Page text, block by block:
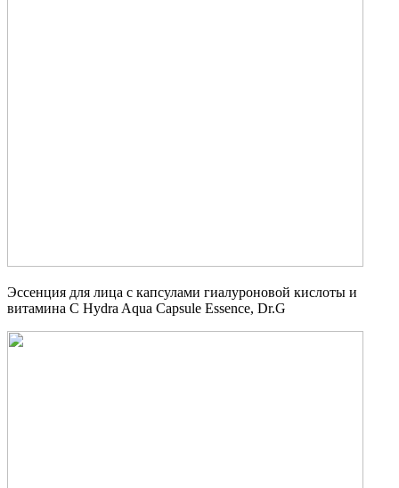
Эссенция для лица с капсулами гиалуроновой кислоты и
витамина С Hydra Aqua Capsule Essence, Dr.G